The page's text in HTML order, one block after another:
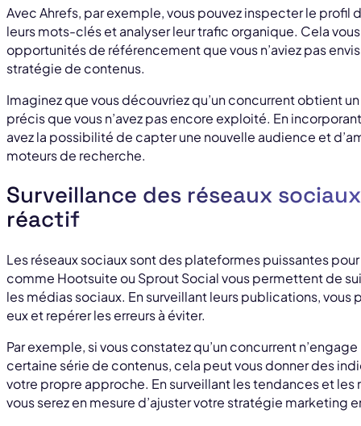
Avec Ahrefs, par exemple, vous pouvez inspecter le profil
leurs mots-clés et analyser leur trafic organique. Cela
opportunités de référencement que vous n’aviez pas
stratégie de contenus.
Imaginez que vous découvriez qu’un concurrent obtient
précis que vous n’avez pas encore exploité. En
avez la possibilité de capter une nouvelle audience et
moteurs de recherche.
Surveillance des réseaux
réactif
Les réseaux sociaux sont des plateformes puissantes
comme Hootsuite ou Sprout Social vous permettent de
les médias sociaux. En surveillant leurs publications, vous
eux et repérer les erreurs à éviter.
Par exemple, si vous constatez qu’un concurrent
certaine série de contenus, cela peut vous donner des
votre propre approche. En surveillant les tendances et les
vous serez en mesure d’ajuster votre stratégie marketing